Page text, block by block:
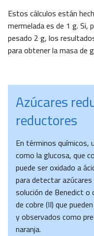
Estos cálculos están
mermelada es de 1 g. Si,
pesado 2 g, los
para obtener la masa de
Azúcares
reductores
En términos químicos,
como la glucosa, que
puede ser oxidado a
para detectar
solución de Benedict o
de cobre (II) que
y observados como
naranja.